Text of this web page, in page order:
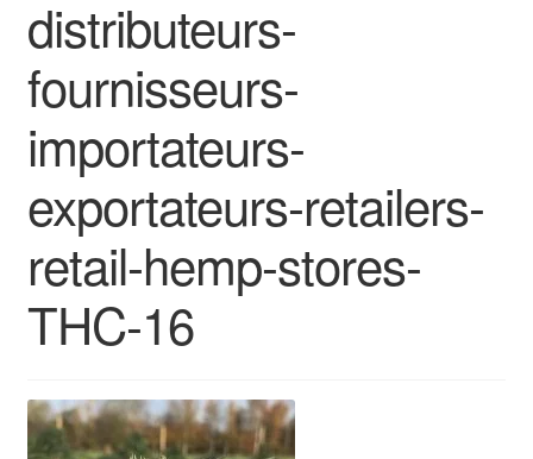
distributeurs-
fournisseurs-
importateurs-
exportateurs-retailers-
retail-hemp-stores-
THC-16